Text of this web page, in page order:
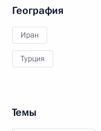
География
Иран
Турция
Темы